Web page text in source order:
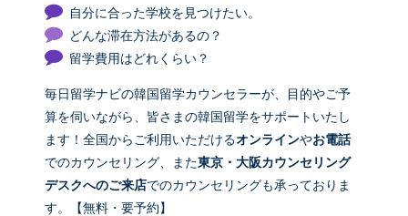
自分に合った学校を見つけたい。
どんな滞在方法があるの？
留学費用はどれくらい？
毎日留学ナビの韓国留学カウンセラーが、目的やご予
算を伺いながら、皆さまの韓国留学をサポートいたし
ます！全国からご利用いただけるオンラインやお電話
でのカウンセリング、また東京・大阪カウンセリング
デスクへのご来店でのカウンセリングも承っておりま
す。【無料・要予約】